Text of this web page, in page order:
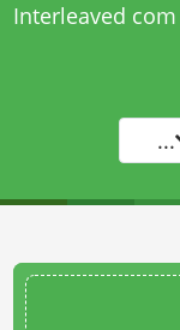
Interleaved
...